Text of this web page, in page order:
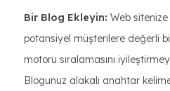
Bir Blog Ekleyin: Web
potansiyel müşterilere değerli
motoru sıralamasını
Blogunuz alakalı anahtar